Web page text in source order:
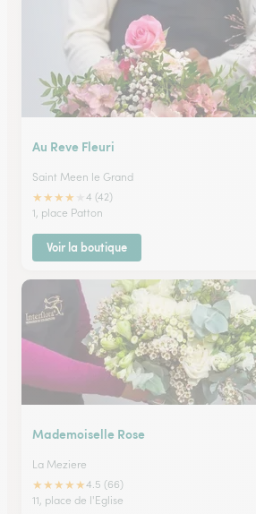
Au Reve Fleuri
Saint Meen le Grand
★★★★
4 (42)
1, place Patton
Voir la boutique
Mademoiselle Rose
La Meziere
★★★★★4.5 (66)
11, place de l'Eglise